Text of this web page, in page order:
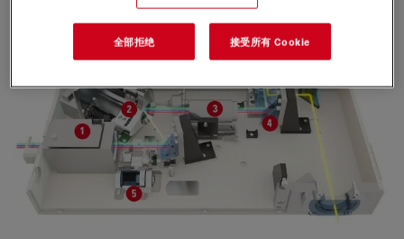
全部拒绝 接受所有 Cookie